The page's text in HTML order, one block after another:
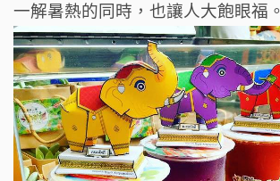
一解暑熱的同時，也讓人大飽眼福。